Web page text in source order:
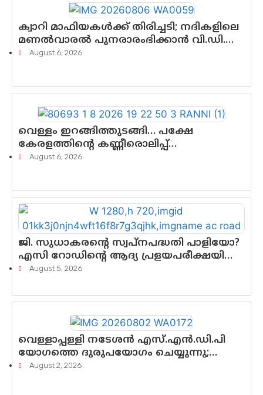
ക്വാറി മാഫിയകൾക്ക് തിരിച്ചടി; നദികളിലെ
മണൽവാരൽ പുനരാരംഭിക്കാൻ വി.ഡി.
സർക്കാർ തീരുമാനം
August 6, 2026
വെള്ളം ഇറങ്ങിത്തുടങ്ങി… പക്ഷേ
കേരളത്തിന്റെ കണ്ണീരൊലിപ്പ്
എന്നവസാനിക്കും?
August 6, 2026
ജി. സുധാകരന്റെ സ്വപ്നപദ്ധതി പാളിയോ?
എസി റോഡിന്റെ ആദ്യ പ്രളയപരീക്ഷയിൽ
ഉയരുന്നത് ഗുരുതര ചോദ്യങ്ങൾ
August 5, 2026
വെള്ളാപ്പള്ളി നടേശൻ എസ്.എൻ.ഡി.പി
യോഗത്തെ ദുരുപയോഗം ചെയ്യുന്നു;
ശ്രീനാരായണ പ്രസ്ഥാനത്തെ
August 2, 2026